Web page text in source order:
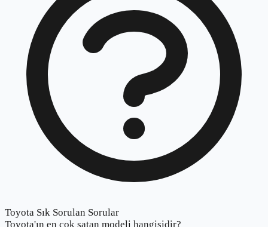
Toyota Sık Sorulan Sorular
Toyota'ın en çok satan modeli hangisidir?